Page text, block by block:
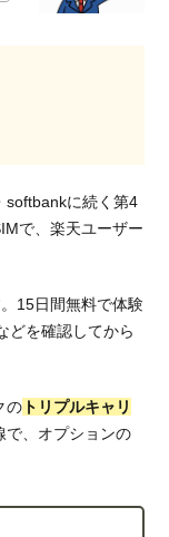
softbankに続く第4
で、楽天ユーザー
15日間無料で体験
どを確認してから
の トリプルキャリ
で、オプションの